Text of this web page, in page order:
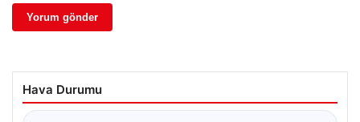
Hava Durumu